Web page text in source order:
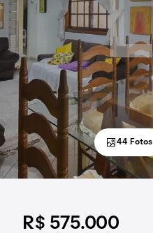
R$ 575.000
44 Fotos